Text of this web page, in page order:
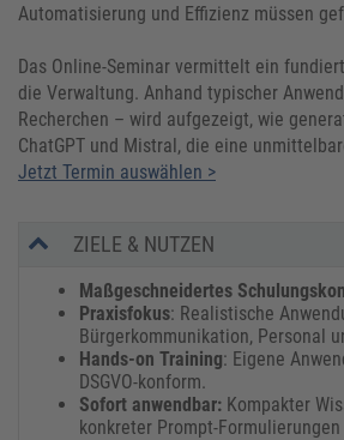
Automatisierung und Effizienz müssen
Das Online-Seminar vermittelt ein
die Verwaltung. Anhand typischer
Recherchen – wird aufgezeigt, wie
ChatGPT und Mistral, die eine
Jetzt Termin auswählen >
ZIELE & NUTZEN
Maßgeschneidertes
Praxisfokus: Realistische
Bürgerkommunikation, Personal
Hands-on Training: Eigene
DSGVO-konform.
Sofort anwendbar: Kompakter
konkreter Prompt-Formulierungen